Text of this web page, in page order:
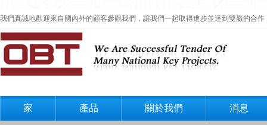
我們真誠地歡迎來自國內外的顧客參觀我們，讓我們一起取得進步並達到雙贏的合作
家 產品 關於我們 消息